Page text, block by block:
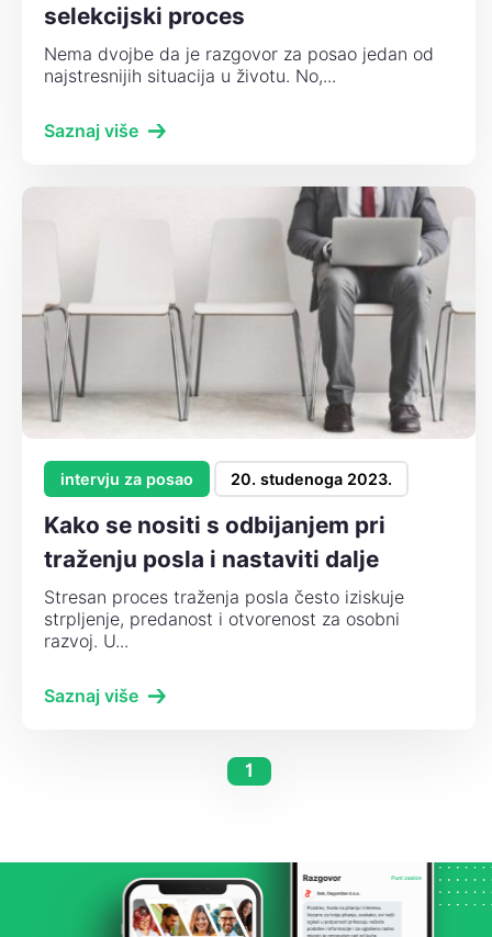
selekcijski proces
Nema dvojbe da je razgovor za posao jedan od
najstresnijih situacija u životu. No,...
Saznaj više
intervju za posao 20. studenoga 2023.
Kako se nositi s odbijanjem pri
traženju posla i nastaviti dalje
Stresan proces traženja posla često iziskuje
strpljenje, predanost i otvorenost za osobni
razvoj. U...
Saznaj više
1